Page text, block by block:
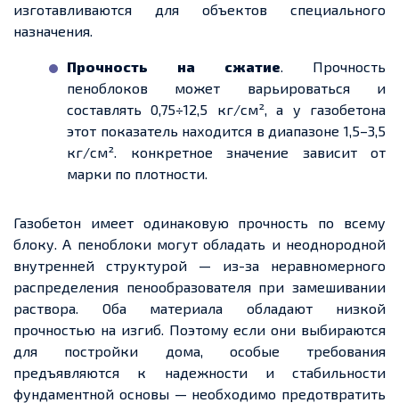
изготавливаются для объектов специального
назначения.
Прочность на сжатие. Прочность
пеноблоков может варьироваться и
составлять 0,75÷12,5 кг/см², а у газобетона
этот показатель находится в диапазоне 1,5–3,5
кг/см². конкретное значение зависит от
марки по плотности.
Газобетон имеет одинаковую прочность по всему
блоку. А пеноблоки могут обладать и неоднородной
внутренней структурой — из-за неравномерного
распределения пенообразователя при замешивании
раствора. Оба материала обладают низкой
прочностью на изгиб. Поэтому если они выбираются
для постройки дома, особые требования
предъявляются к надежностии стабильности
фундаментной основы — необходимо предотвратить